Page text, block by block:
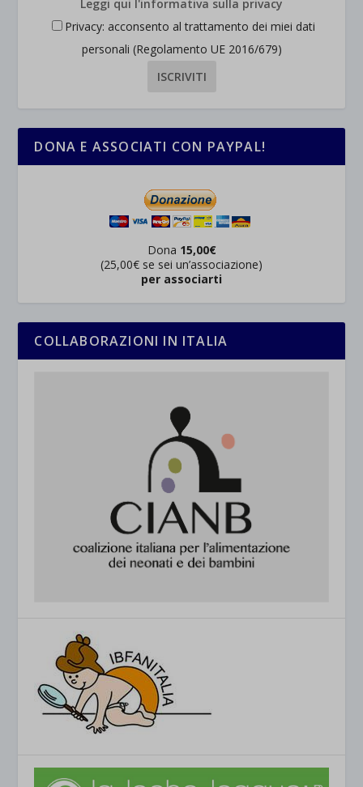
Leggi qui l'informativa sulla privacy
Privacy: acconsento al trattamento dei miei dati
personali (Regolamento UE 2016/679)
DONA E ASSOCIATI CON PAYPAL!
Dona 15,00€
(25,00€ se sei un’associazione)
per associarti
COLLABORAZIONI IN ITALIA